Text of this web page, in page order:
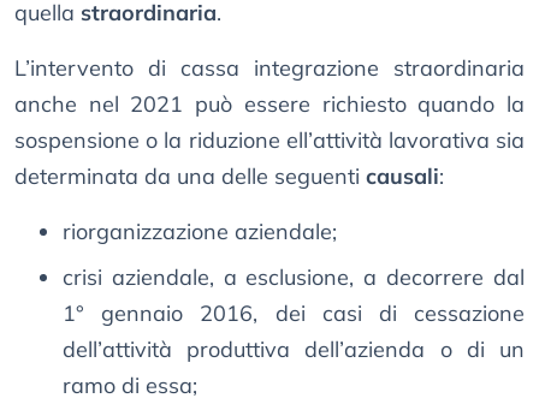
quella straordinaria.
L’intervento di cassa integrazione straordinaria
anche nel 2021 può essere richiesto quando la
sospensione o la riduzione ell’attività lavorativa sia
determinata da una delle seguenti causali:
riorganizzazione aziendale;
crisi aziendale, a esclusione, a decorrere dal
1° gennaio 2016, dei casi di cessazione
dell’attività produttiva dell’azienda o di un
ramo di essa;